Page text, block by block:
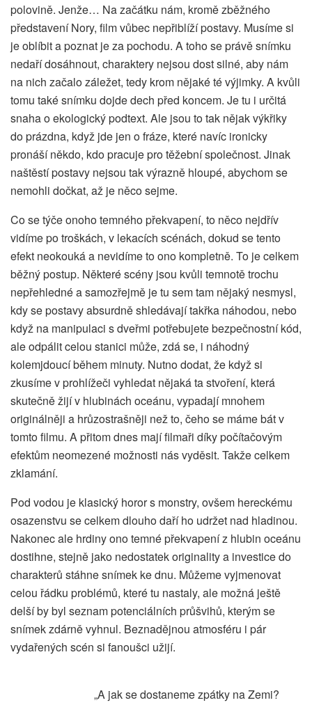
polovině. Jenže… Na začátku nám, kromě zběžného
představení Nory, film vůbec nepřiblíží postavy. Musíme si
je oblíbit a poznat je za pochodu. A toho se právě snímku
nedaří dosáhnout, charaktery nejsou dost silné, aby nám
na nich začalo záležet, tedy krom nějaké té výjimky. A kvůli
tomu také snímku dojde dech před koncem. Je tu i určitá
snaha o ekologický podtext. Ale jsou to tak nějak výkřiky
do prázdna, když jde jen o fráze, které navíc ironicky
pronáší někdo, kdo pracuje pro těžební společnost. Jinak
naštěstí postavy nejsou tak výrazně hloupé, abychom se
nemohli dočkat, až je něco sejme.
Co se týče onoho temného překvapení, to něco nejdřív
vidíme po troškách, v lekacích scénách, dokud se tento
efekt neokouká a nevidíme to ono kompletně. To je celkem
běžný postup. Některé scény jsou kvůli temnotě trochu
nepřehledné a samozřejmě je tu sem tam nějaký nesmysl,
kdy se postavy absurdně shledávají takřka náhodou, nebo
když na manipulaci s dveřmi potřebujete bezpečnostní kód,
ale odpálit celou stanici může, zdá se, i náhodný
kolemjdoucí během minuty. Nutno dodat, že když si
zkusíme v prohlížeči vyhledat nějaká ta stvoření, která
skutečně žijí v hlubinách oceánu, vypadají mnohem
originálněji a hrůzostrašněji než to, čeho se máme bát v
tomto filmu. A přitom dnes mají filmaři díky počítačovým
efektům neomezené možnosti nás vyděsit. Takže celkem
zklamání.
Pod vodou je klasický horor s monstry, ovšem hereckému
osazenstvu se celkem dlouho daří ho udržet nad hladinou.
Nakonec ale hrdiny ono temné překvapení z hlubin oceánu
dostihne, stejně jako nedostatek originality a investice do
charakterů stáhne snímek ke dnu. Můžeme vyjmenovat
celou řádku problémů, které tu nastaly, ale možná ještě
delší by byl seznam potenciálních průšvihů, kterým se
snímek zdárně vyhnul. Beznadějnou atmosféru i pár
vydařených scén si fanoušci užijí.
„A jak se dostaneme zpátky na Zemi?